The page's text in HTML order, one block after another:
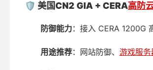
🛡 美国CN2 GIA + CERA高防
防御能力：接入 CERA 1200G
用途推荐：网站防御、 游戏服务